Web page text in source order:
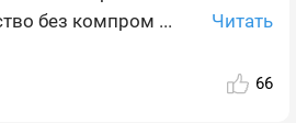
без компром ...
Читать
66